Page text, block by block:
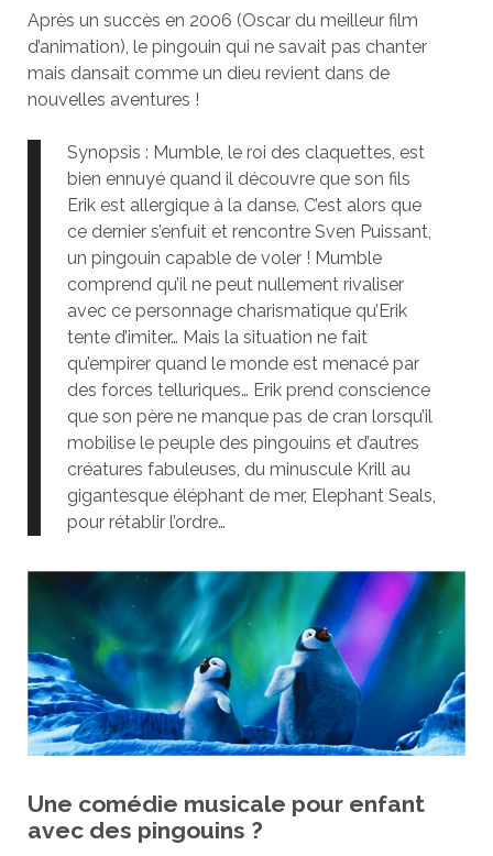
Après un succès en 2006 (Oscar du meilleur film
d’animation), le pingouin qui ne savait pas chanter
mais dansait comme un dieu revient dans de
nouvelles aventures !
Synopsis : Mumble, le roi des claquettes, est
bien ennuyé quand il découvre que son fils
Erik est allergique à la danse. C’est alors que
ce dernier s’enfuit et rencontre Sven Puissant,
un pingouin capable de voler ! Mumble
comprend qu’il ne peut nullement rivaliser
avec ce personnage charismatique qu’Erik
tente d’imiter… Mais la situation ne fait
qu’empirer quand le monde est menacé par
des forces telluriques… Erik prend conscience
que son père ne manque pas de cran lorsqu’il
mobilise le peuple des pingouins et d’autres
créatures fabuleuses, du minuscule Krill au
gigantesque éléphant de mer, Elephant Seals,
pour rétablir l’ordre…
Une comédie musicale pour enfant
avec des pingouins ?